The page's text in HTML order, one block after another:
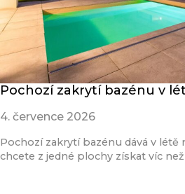
Pochozí zakrytí bazénu v
4. července 2026
Pochozí zakrytí bazénu dává v létě
chcete z jedné plochy získat víc